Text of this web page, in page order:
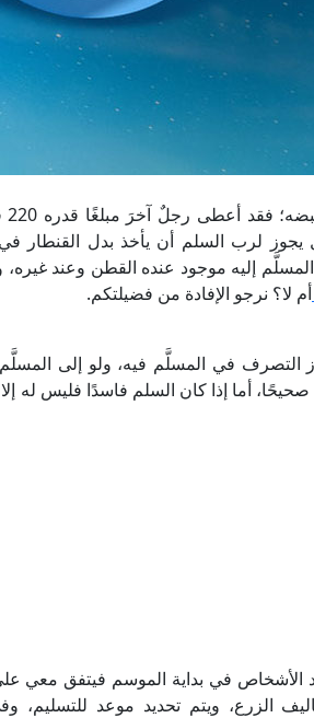
لرب السلم أن يأخذ بدل القنطار في
إليه موجود عنده القطن وعند
أم لا؟ نرجو الإفادة من فضيلتكم.
التصرف في المسلَّم فيه، ولو إلى
صحيحًا، أما إذا كان السلم فاسدًا فليس له
الأشخاص في بداية الموسم فيتفق معي
الزرع، ويتم تحديد موعد للتسليم،